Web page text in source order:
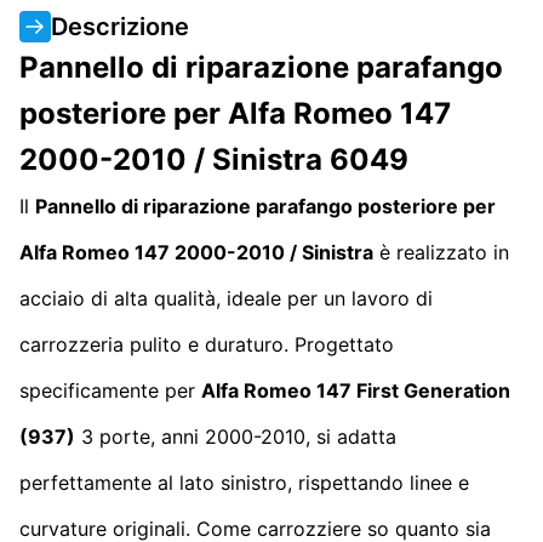
Descrizione
Pannello di riparazione parafango
posteriore per Alfa Romeo 147
2000-2010 / Sinistra 6049
Il Pannello di riparazione parafango posteriore per
Alfa Romeo 147 2000-2010 / Sinistra è realizzato in
acciaio di alta qualità, ideale per un lavoro di
carrozzeria pulito e duraturo. Progettato
specificamente per Alfa Romeo 147 First Generation
(937) 3 porte, anni 2000-2010, si adatta
perfettamente al lato sinistro, rispettando linee e
curvature originali. Come carrozziere so quanto sia